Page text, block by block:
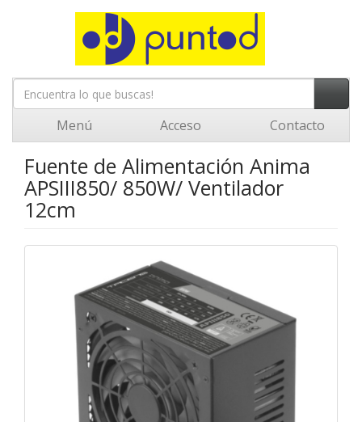
Menú Acceso Contacto
Fuente de Alimentación Anima
APSIII850/ 850W/ Ventilador
12cm